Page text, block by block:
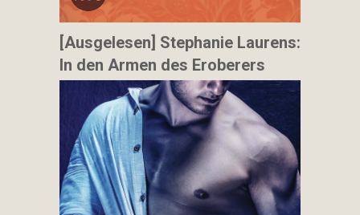
[Ausgelesen] Stephanie Laurens:
In den Armen des Eroberers